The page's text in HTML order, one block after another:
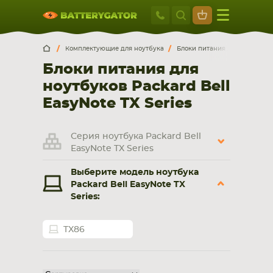
Москва
+7 495 414
Москва Санкт-Петербург
г. Москва, ул. Ткацкая, 5с3 (м. Семеновская)
5 мин. ходьбы от ст.м. “Семеновская”
+7 495 414 28 59
9:00-21:00
смартфона, планшета
Комплектующие для ноутбука Блоки питания для
Блоки питания для
ноутбуков Packard Bell
EasyNote TX Series
Серия ноутбука Packard Bell
EasyNote TX Series
Выберите модель ноутбука
Packard Bell EasyNote TX
Series:
TX86